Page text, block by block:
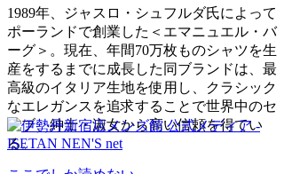
1989年、ジャスロ・シュフルダ氏によって
ポーランドで創業した＜エマニュエル・バ
ーグ＞。現在、年間70万枚ものシャツを生
産をするまでに成長した同ブランドは、最
高級のイタリア生地を使用し、クラシック
なエレガンスを追求することで世界中のセ
レブ、紳士・淑女から高い信頼を得てい
る。